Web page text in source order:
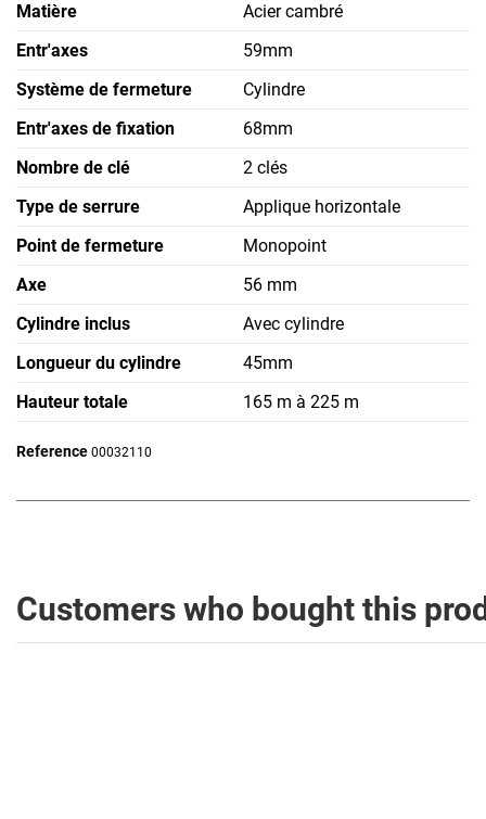
Matière
Acier cambré
Entr'axes
59mm
Système de fermeture
Cylindre
Entr'axes de fixation
68mm
Nombre de clé
2 clés
Type de serrure
Applique horizontale
Point de fermeture
Monopoint
Axe
56 mm
Cylindre inclus
Avec cylindre
Longueur du cylindre
45mm
Hauteur totale
165 m à 225 m
Reference 00032110
Customers who bought this